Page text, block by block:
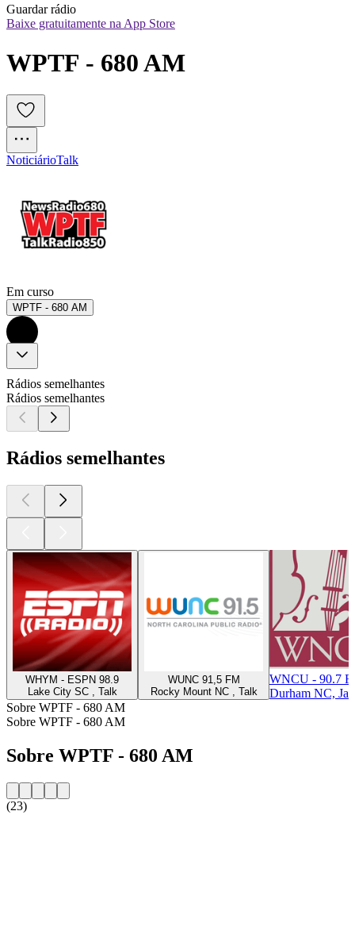
Guardar rádio
Baixe gratuitamente na App Store
WPTF - 680 AM
NoticiárioTalk
Em curso
WPTF - 680 AM
Rádios semelhantes
Rádios semelhantes
Rádios semelhantes
WHYM - ESPN 98.9
Lake City SC , Talk
WUNC 91,5 FM
Rocky Mount NC , Talk
WNCU - 90.7
Durham NC,
Sobre WPTF - 680 AM
Sobre WPTF - 680 AM
Sobre WPTF - 680 AM
(23)